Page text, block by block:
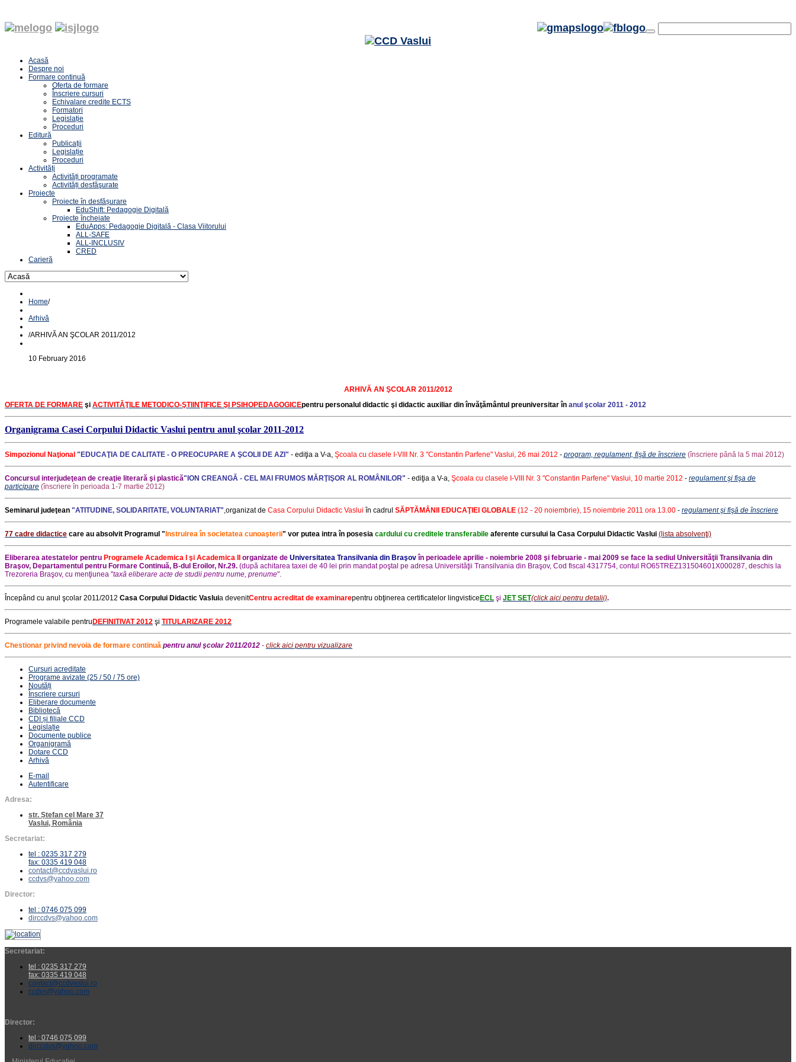
Acasă
Despre noi
Formare continuă
Oferta de formare
Înscriere cursuri
Echivalare credite ECTS
Formatori
Legislație
Proceduri
Editură
Publicații
Legislație
Proceduri
Activități
Activități programate
Activități desfăşurate
Proiecte
Proiecte în desfășurare
EduShift: Pedagogie Digitală
Proiecte încheiate
EduApps: Pedagogie Digitală - Clasa Viitorului
ALL-SAFE
ALL-INCLUSIV
CRED
Carieră
Home/
Arhivă
/ARHIVĂ AN ŞCOLAR 2011/2012
10 February 2016
ARHIVĂ AN ŞCOLAR 2011/2012
OFERTA DE FORMARE şi ACTIVITĂŢILE METODICO-ŞTIINŢIFICE ŞI PSIHOPEDAGOGICEpentru personalul didactic şi didactic auxiliar din învăţământul preuniversitar în anul şcolar 2011 - 2012
Organigrama Casei Corpului Didactic Vaslui pentru anul şcolar 2011-2012
Simpozionul Naţional "EDUCAŢIA DE CALITATE - O PREOCUPARE A ŞCOLII DE AZI" - ediţia a V-a, Şcoala cu clasele I-VIII Nr. 3 "Constantin Parfene" Vaslui, 26 mai 2012 - program, regulament, fişă de înscriere (înscriere până la 5 mai 2012)
Concursul interjudeţean de creaţie literară şi plastică"ION CREANGĂ - CEL MAI FRUMOS MĂRŢIŞOR AL ROMÂNILOR" - ediţia a V-a, Şcoala cu clasele I-VIII Nr. 3 "Constantin Parfene" Vaslui, 10 martie 2012 - regulament şi fişa de
participare (înscriere în perioada 1-7 martie 2012)
Seminarul judeţean "ATITUDINE, SOLIDARITATE, VOLUNTARIAT",organizatde Casa Corpului Didactic Vaslui în cadrul SĂPTĂMÂNII EDUCAŢIEI GLOBALE (12 - 20 noiembrie), 15 noiembrie 2011 ora 13.00 - regulament şi fişă de înscriere
77 cadre didactice care au absolvit Programul "Instruirea în societatea cunoaşterii" vor putea intra în posesia cardului cu creditele transferabile aferente cursului la Casa Corpului Didactic Vaslui (lista absolvenţi)
Eliberarea atestatelor pentru Programele Academica I şi Academica II organizate de Universitatea Transilvania din Braşovîn perioadele aprilie - noiembrie 2008 şi februarie - mai 2009 se face la sediul Universităţii Transilvania din
Braşov, Departamentul pentru Formare Continuă, B-dul Eroilor, Nr.29. (după achitarea taxei de 40 lei prin mandat poştal pe adresa Universităţii Transilvania din Braşov, Cod fiscal 4317754, contul RO65TREZ131504601X000287, deschis la
Trezoreria Braşov, cu menţiunea "taxă eliberare acte de studii pentru nume, prenume".
Începând cu anul şcolar 2011/2012 Casa Corpului Didactic Vasluia devenitCentru acreditat de examinarepentru obţinerea certificatelor lingvisticeECL şi JET SET(click aici pentru detalii).
Programele valabile pentruDEFINITIVAT 2012 şi TITULARIZARE 2012
Chestionar privind nevoia de formare continuă pentru anul şcolar 2011/2012 - click aici pentru vizualizare
Cursuri acreditate
Programe avizate (25 / 50 / 75 ore)
Noutăți
Înscriere cursuri
Eliberare documente
Bibliotecă
CDI și filiale CCD
Legislație
Documente publice
Organigramă
Dotare CCD
Arhivă
E-mail
Autentificare
Adresa:
str. Ștefan cel Mare 37
Vaslui, România
Secretariat:
tel : 0235 317 279
fax: 0335 419 048
contact@ccdvaslui.ro
ccdvs@yahoo.com
Director:
tel : 0746 075 099
dirccdvs@yahoo.com
Secretariat:
tel : 0235 317 279
fax: 0335 419 048
contact@ccdvaslui.ro
ccdvs@yahoo.com
Director:
tel : 0746 075 099
dirccdvs@yahoo.com